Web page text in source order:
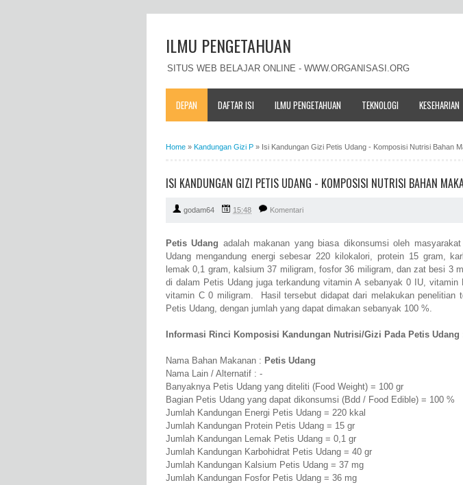
ILMU PENGETAHUAN
SITUS WEB BELAJAR ONLINE - WWW.ORGANISASI.ORG
DEPAN DAFTAR ISI ILMU PENGETAHUAN TEKNOLOGI KESEHARIAN
Home » Kandungan Gizi P » Isi Kandungan Gizi Petis Udang - Komposisi Nutrisi Bahan
ISI KANDUNGAN GIZI PETIS UDANG - KOMPOSISI NUTRISI BAHAN
godam64 15:48 Komentari
Petis Udang adalah makanan yang biasa dikonsumsi oleh
Udang mengandung energi sebesar 220 kilokalori, protein 15 gram,
lemak 0,1 gram, kalsium 37 miligram, fosfor 36 miligram, dan zat besi 3
di dalam Petis Udang juga terkandung vitamin A sebanyak 0 IU, vitamin
vitamin C 0 miligram. Hasil tersebut didapat dari melakukan penelitian
Petis Udang, dengan jumlah yang dapat dimakan sebanyak 100 %.
Informasi Rinci Komposisi Kandungan Nutrisi/Gizi Pada Petis Udang
Nama Bahan Makanan : Petis Udang
Nama Lain / Alternatif : -
Banyaknya Petis Udang yang diteliti (Food Weight) = 100 gr
Bagian Petis Udang yang dapat dikonsumsi (Bdd / Food Edible) = 100 %
Jumlah Kandungan Energi Petis Udang = 220 kkal
Jumlah Kandungan Protein Petis Udang = 15 gr
Jumlah Kandungan Lemak Petis Udang = 0,1 gr
Jumlah Kandungan Karbohidrat Petis Udang = 40 gr
Jumlah Kandungan Kalsium Petis Udang = 37 mg
Jumlah Kandungan Fosfor Petis Udang = 36 mg